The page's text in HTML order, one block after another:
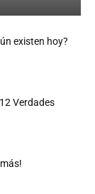
existen hoy?
Verdades